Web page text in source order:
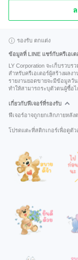
รองรับ ตกแต่ง
ข้อมูลที่ LINE แชร์กับครีเอเต
LY Corporation จะเก็บรวบ
สำหรับครีเอเตอร์ผู้สร้างผลงา
รายงานยอดขายจะมีข้อมูลวั
ทำให้สามารถระบุตัวตนผู้ซื้อ
เกี่ยวกับฟีเจอร์ที่รองรับ
ฟีเจอร์อาจถูกยกเลิกภายหลัง
โปรดแตะที่สติกเกอร์เพื่อดูตัว